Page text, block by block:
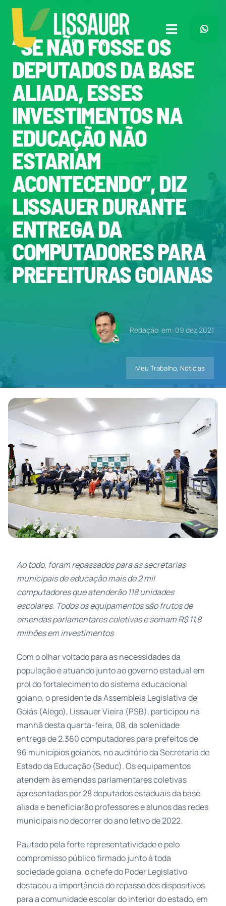
para
conteúdo
Toggle
Navigation
Home
Plano de Governo
Meu Trabalho
O Que Penso
Quem Sou
Imprensa
Contatos
“SE NÃO FOSSE OS
DEPUTADOS DA BASE
ALIADA, ESSES
INVESTIMENTOS NA
EDUCAÇÃO NÃO
ESTARIAM
ACONTECENDO”, DIZ
LISSAUER DURANTE
ENTREGA DA
COMPUTADORES PARA
PREFEITURAS GOIANAS
Redação em: 09 dez 2021
Meu Trabalho, Notícias
Ao todo, foram repassados para as secretarias
municipais de educação mais de 2 mil
computadores que atenderão 118 unidades
escolares. Todos os equipamentos são frutos de
emendas parlamentares coletivas e somam R$ 11,8
milhões em investimentos
Com o olhar voltado para as necessidades da
população e atuando junto ao governo estadual em
prol do fortalecimento do sistema educacional
goiano, o presidente da Assembleia Legislativa de
Goiás (Alego), Lissauer Vieira (PSB), participou na
manhã desta quarta-feira, 08, da solenidade
entrega de 2.360 computadores para prefeitos de
96 municípios goianos, no auditório da Secretaria de
Estado da Educação (Seduc). Os equipamentos
atendem às emendas parlamentares coletivas
apresentadas por 28 deputados estaduais da base
aliada e beneficiarão professores e alunos das redes
municipais no decorrer do ano letivo de 2022.
Pautado pela forte representatividade e pelo
compromisso público firmado junto à toda
sociedade goiana, o chefe do Poder Legislativo
destacou a importância do repasse dos dispositivos
para a comunidade escolar do interior do estado, em